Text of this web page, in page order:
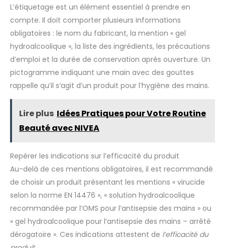
L’étiquetage est un élément essentiel à prendre en
compte. Il doit comporter plusieurs informations
obligatoires : le nom du fabricant, la mention « gel
hydroalcoolique », la liste des ingrédients, les précautions
d’emploi et la durée de conservation après ouverture. Un
pictogramme indiquant une main avec des gouttes
rappelle qu’il s’agit d’un produit pour l’hygiène des mains.
Lire plus Idées Pratiques pour Votre Routine
Beauté avec NIVEA
Repérer les indications sur l’efficacité du produit
Au-delà de ces mentions obligatoires, il est recommandé
de choisir un produit présentant les mentions « virucide
selon la norme EN 14476 », « solution hydroalcoolique
recommandée par l’OMS pour l’antisepsie des mains » ou
« gel hydroalcoolique pour l’antisepsie des mains – arrêté
dérogatoire ». Ces indications attestent de l’efficacité du